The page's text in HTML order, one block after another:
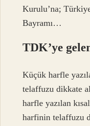
Kurulu’na;
Bayramı…
TDK’ye
Küçük harfle
telaffuzu dikkate
harfle yazılan
harfinin telaffuzu